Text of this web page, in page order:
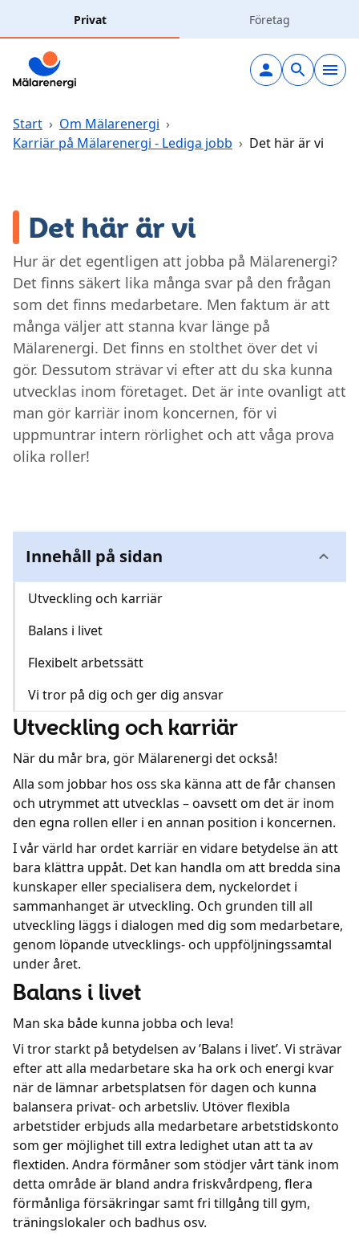
Privat Företag
Elavtal
Elnät
Fjärrvärme
Vatten & avlopp
Hållbarhet
Kundcenter
Avbrott
Start › Om Mälarenergi ›
Karriär på Mälarenergi - Lediga jobb › Det här är vi
Det här är vi
Hur är det egentligen att jobba på Mälarenergi?
Det finns säkert lika många svar på den frågan
som det finns medarbetare. Men faktum är att
många väljer att stanna kvar länge på
Mälarenergi. Det finns en stolthet över det vi
gör. Dessutom strävar vi efter att du ska kunna
utvecklas inom företaget. Det är inte ovanligt att
man gör karriär inom koncernen, för vi
uppmuntrar intern rörlighet och att våga prova
olika roller!
Innehåll på sidan
Utveckling och karriär
Balans i livet
Flexibelt arbetssätt
Vi tror på dig och ger dig ansvar
Utveckling och karriär
När du mår bra, gör Mälarenergi det också!
Alla som jobbar hos oss ska känna att de får chansen
och utrymmet att utvecklas – oavsett om det är inom
den egna rollen eller i en annan position i koncernen.
I vår värld har ordet karriär en vidare betydelse än att
bara klättra uppåt. Det kan handla om att bredda sina
kunskaper eller specialisera dem, nyckelordet i
sammanhanget är utveckling. Och grunden till all
utveckling läggs i dialogen med dig som medarbetare,
genom löpande utvecklings- och uppföljningssamtal
under året.
Balans i livet
Man ska både kunna jobba och leva!
Vi tror starkt på betydelsen av ’Balans i livet’. Vi strävar
efter att alla medarbetare ska ha ork och energi kvar
när de lämnar arbetsplatsen för dagen och kunna
balansera privat- och arbetsliv. Utöver flexibla
arbetstider erbjuds alla medarbetare arbetstidskonto
som ger möjlighet till extra ledighet utan att ta av
flextiden. Andra förmåner som stödjer vårt tänk inom
detta område är bland andra friskvårdpeng, flera
förmånliga försäkringar samt fri tillgång till gym,
träningslokaler och badhus osv.